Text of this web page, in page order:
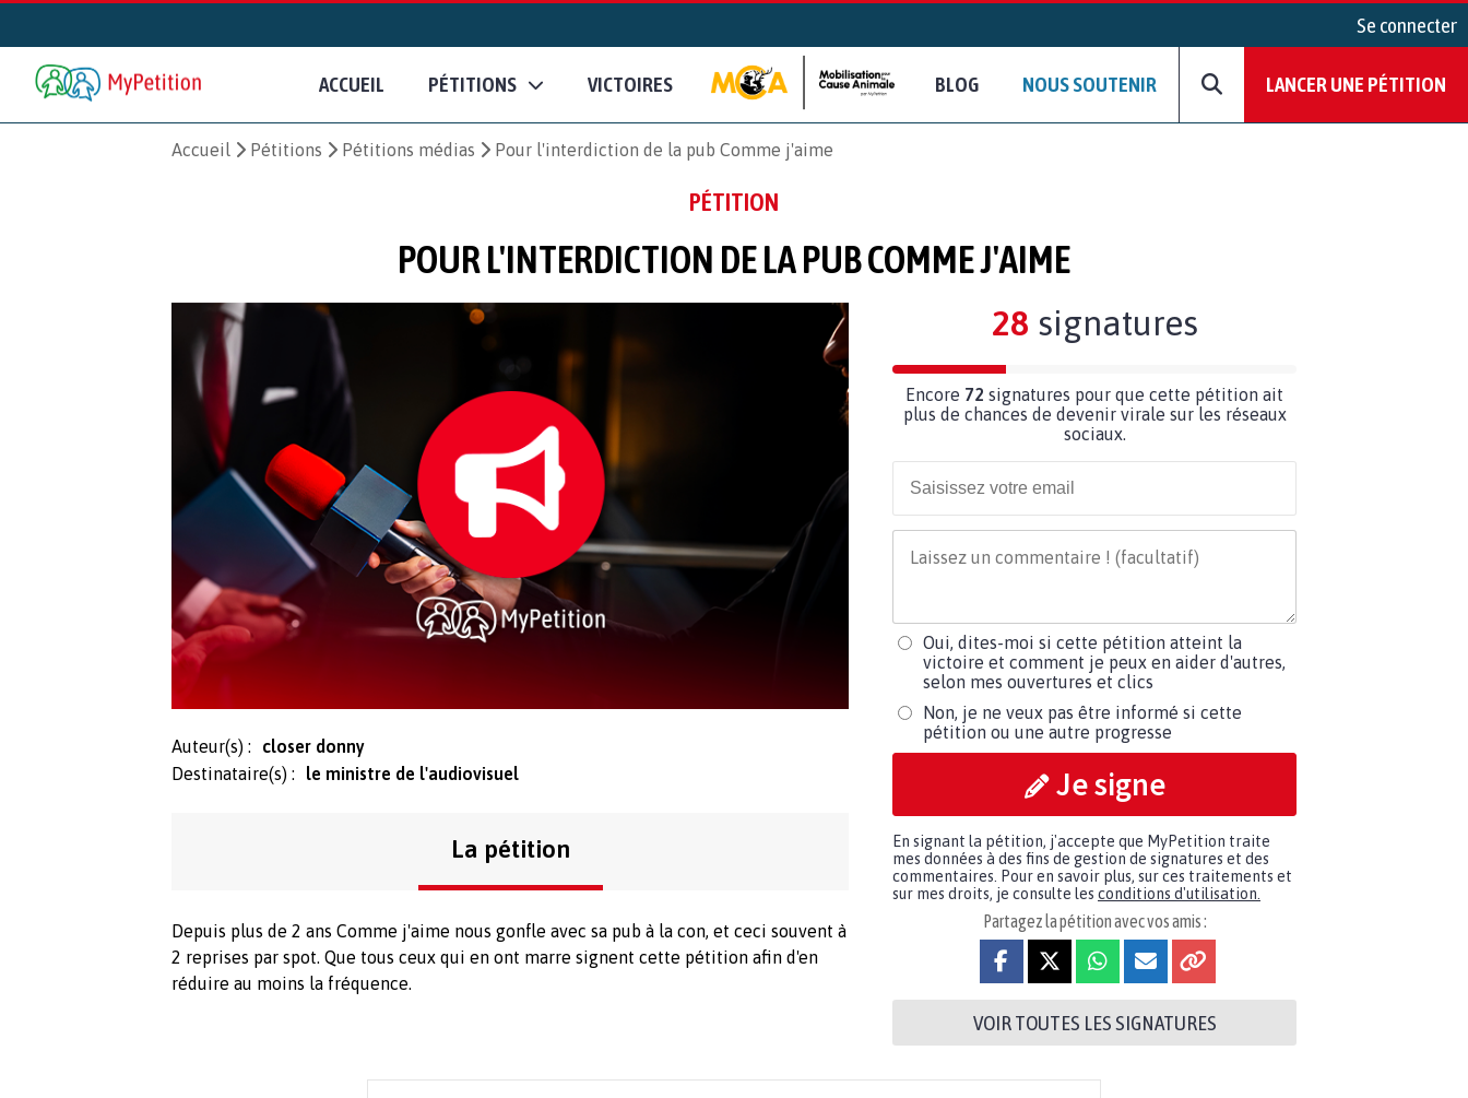
Se connecter
ACCUEIL PÉTITIONS VICTOIRES BLOG NOUS SOUTENIR LANCER UNE PÉTITION
Accueil Pétitions Pétitions médias Pour l'interdiction de la pub Comme j'aime
PÉTITION
POUR L'INTERDICTION DE LA PUB COMME J'AIME
Auteur(s) :
closer donny
Destinataire(s) :
le ministre de l'audiovisuel
La pétition
Depuis plus de 2 ans Comme j'aime nous gonfle avec sa pub à la con, et ceci souvent à
2 reprises par spot. Que tous ceux qui en ont marre signent cette pétition afin d'en
réduire au moins la fréquence.
28 signatures
Encore 72 signatures pour que cette pétition ait
plus de chances de devenir virale sur les réseaux
sociaux.
Oui, dites-moi si cette pétition atteint la
victoire et comment je peux en aider d'autres,
selon mes ouvertures et clics
Non, je ne veux pas être informé si cette
pétition ou une autre progresse
Je signe
En signant la pétition, j'accepte que MyPetition traite
mes données à des fins de gestion de signatures et des
commentaires. Pour en savoir plus, sur ces traitements et
sur mes droits, je consulte les conditions d'utilisation.
Partagez la pétition avec vos amis :
VOIR TOUTES LES SIGNATURES